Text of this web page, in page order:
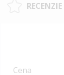
RECENZIE
Cena